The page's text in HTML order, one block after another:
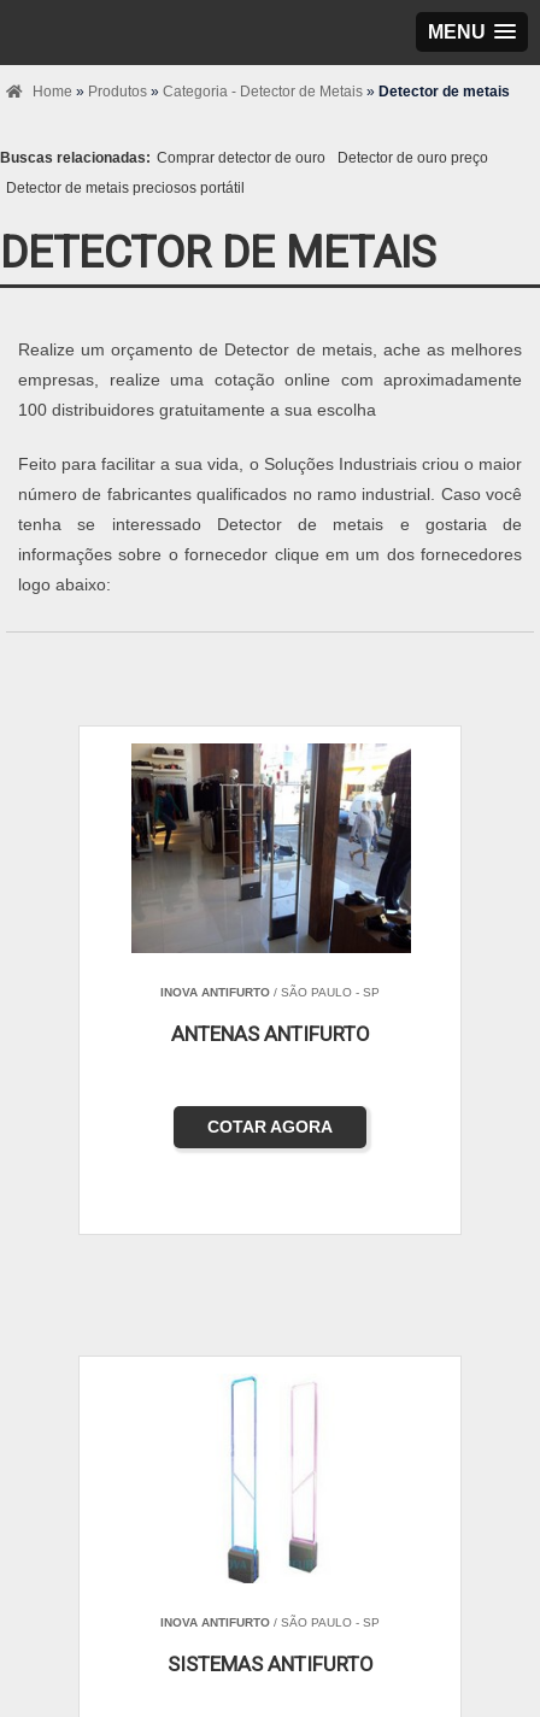
MENU
Home » Produtos » Categoria - Detector de Metais » Detector de metais
Buscas relacionadas: Comprar detector de ouro
Detector de ouro preço
Detector de metais preciosos portátil
DETECTOR DE METAIS
Realize um orçamento de Detector de metais, ache as melhores
empresas, realize uma cotação online com aproximadamente
100 distribuidores gratuitamente a sua escolha
Feito para facilitar a sua vida, o Soluções Industriais criou o maior
número de fabricantes qualificados no ramo industrial. Caso você
tenha se interessado Detector de metais e gostaria de
informações sobre o fornecedor clique em um dos fornecedores
logo abaixo:
INOVA ANTIFURTO / SÃO PAULO - SP
ANTENAS ANTIFURTO
COTAR AGORA
INOVA ANTIFURTO / SÃO PAULO - SP
SISTEMAS ANTIFURTO